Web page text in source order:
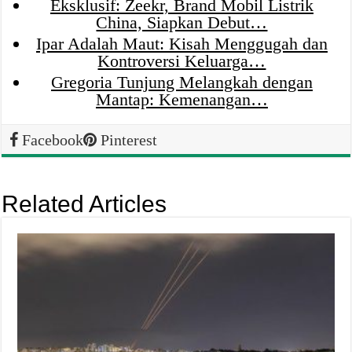
Eksklusif: Zeekr, Brand Mobil Listrik
China, Siapkan Debut…
Ipar Adalah Maut: Kisah Menggugah dan
Kontroversi Keluarga…
Gregoria Tunjung Melangkah dengan
Mantap: Kemenangan…
Facebook Pinterest
Related Articles